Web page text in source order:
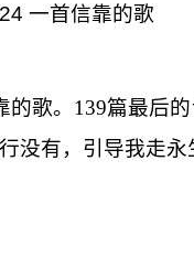
一首信靠的歌
歌。 139篇最后
没有，引导我走